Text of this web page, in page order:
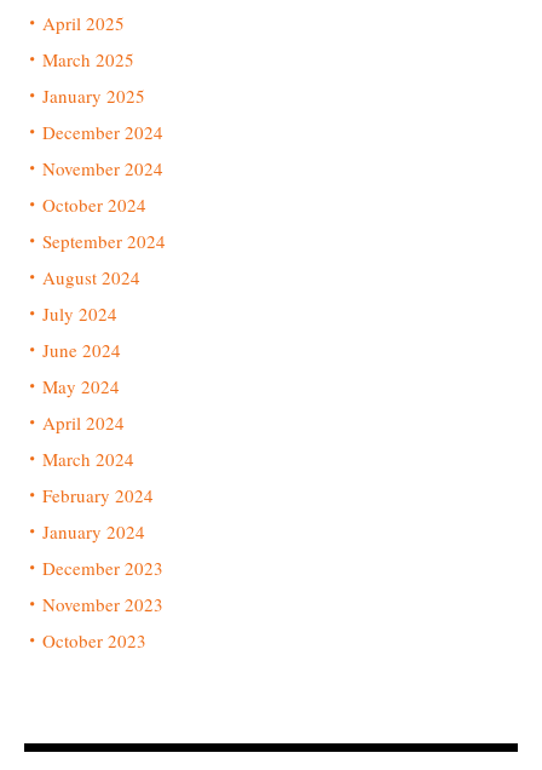
April 2025
March 2025
January 2025
December 2024
November 2024
October 2024
September 2024
August 2024
July 2024
June 2024
May 2024
April 2024
March 2024
February 2024
January 2024
December 2023
November 2023
October 2023